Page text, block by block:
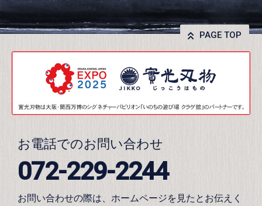
PAGE TOP
お電話でのお問い合わせ
072-229-2244
お問い合わせの際は、ホームページを見たとお伝えく